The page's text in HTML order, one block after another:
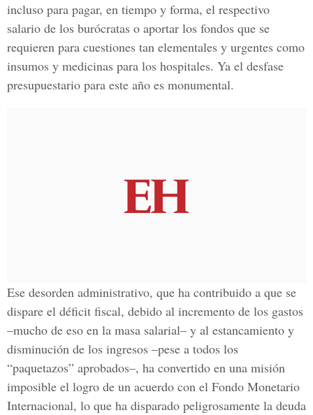
incluso para pagar, en tiempo y forma, el respectivo
salario de los burócratas o aportar los fondos que se
requieren para cuestiones tan elementales y urgentes como
insumos y medicinas para los hospitales. Ya el desfase
presupuestario para este año es monumental.
Ese desorden administrativo, que ha contribuido a que se
dispare el déficit fiscal, debido al incremento de los gastos
–mucho de eso en la masa salarial– y al estancamiento y
disminución de los ingresos –pese a todos los
“paquetazos” aprobados–, ha convertido en una misión
imposible el logro de un acuerdo con el Fondo Monetario
Internacional, lo que ha disparado peligrosamente la deuda